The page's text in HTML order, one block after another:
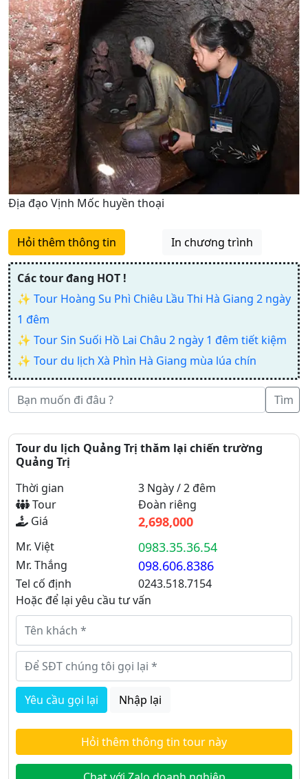
Địa đạo Vịnh Mốc huyền thoại
Hỏi thêm thông tin In chương trình
Các tour đang HOT !
✨ Tour Hoàng Su Phì Chiêu Lầu Thi Hà Giang 2 ngày
1 đêm
✨ Tour Sin Suối Hồ Lai Châu 2 ngày 1 đêm tiết kiệm
✨ Tour du lịch Xà Phìn Hà Giang mùa lúa chín
Tìm
Tour du lịch Quảng Trị thăm lại chiến trường
Quảng Trị
Thời gian
3 Ngày / 2 đêm
Tour
Đoàn riêng
Giá
2,698,000
Mr. Việt 0983.35.36.54
Mr. Thắng 098.606.8386
Tel cố định
0243.518.7154
Hoặc để lại yêu cầu tư vấn
Yêu cầu gọi lại Nhập lại
Hỏi thêm thông tin tour này